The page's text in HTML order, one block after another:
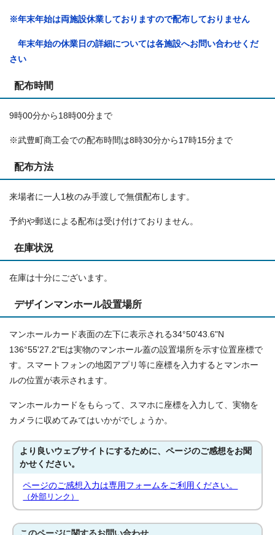
※年末年始は両施設休業しておりますので配布しておりません
年末年始の休業日の詳細については各施設へお問い合わせくだ
さい
配布時間
9時00分から18時00分まで
※武豊町商工会での配布時間は8時30分から17時15分まで
配布方法
来場者に一人1枚のみ手渡しで無償配布します。
予約や郵送による配布は受け付けておりません。
在庫状況
在庫は十分にございます。
デザインマンホール設置場所
マンホールカード表面の左下に表示される34°50'43.6"N
136°55'27.2"Eは実物のマンホール蓋の設置場所を示す位置座標で
す。スマートフォンの地図アプリ等に座標を入力するとマンホー
ルの位置が表示されます。
マンホールカードをもらって、スマホに座標を入力して、実物を
カメラに収めてみてはいかがでしょうか。
より良いウェブサイトにするために、ページのご感想をお聞
かせください。
ページのご感想入力は専用フォームをご利用ください。
（外部リンク）